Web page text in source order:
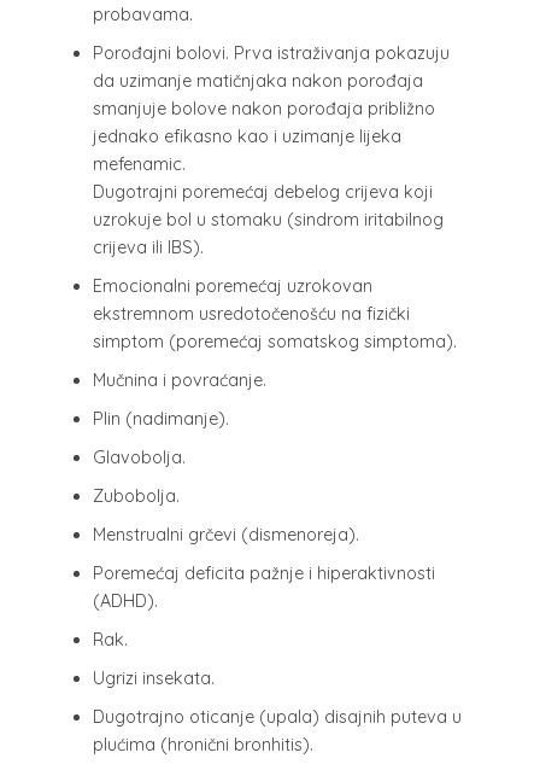
probavama.
Porođajni bolovi. Prva istraživanja pokazuju
da uzimanje matičnjaka nakon porođaja
smanjuje bolove nakon porođaja približno
jednako efikasno kao i uzimanje lijeka
mefenamic.
Dugotrajni poremećaj debelog crijeva koji
uzrokuje bol u stomaku (sindrom iritabilnog
crijeva ili IBS).
Emocionalni poremećaj uzrokovan
ekstremnom usredotočenošću na fizički
simptom (poremećaj somatskog simptoma).
Mučnina i povraćanje.
Plin (nadimanje).
Glavobolja.
Zubobolja.
Menstrualni grčevi (dismenoreja).
Poremećaj deficita pažnje i hiperaktivnosti
(ADHD).
Rak.
Ugrizi insekata.
Dugotrajno oticanje (upala) disajnih puteva u
plućima (hronični bronhitis).